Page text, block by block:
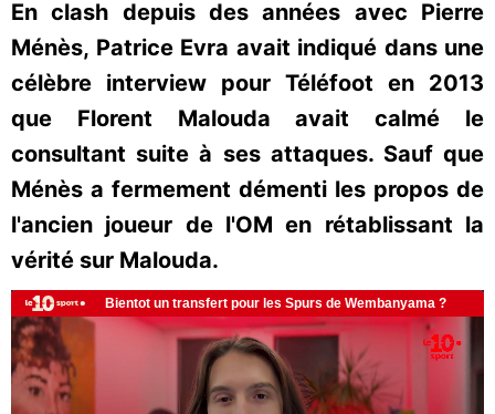
En clash depuis des années avec Pierre
Ménès, Patrice Evra avait indiqué dans une
célèbre interview pour Téléfoot en 2013
que Florent Malouda avait calmé le
consultant suite à ses attaques. Sauf que
Ménès a fermement démenti les propos de
l'ancien joueur de l'OM en rétablissant la
vérité sur Malouda.